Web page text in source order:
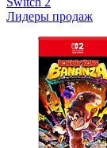
Лидеры продаж